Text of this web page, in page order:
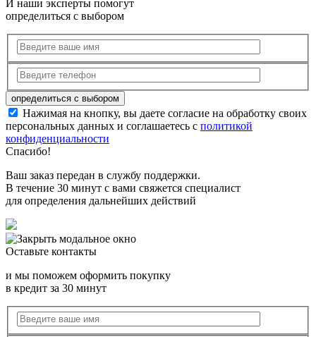
И наши эксперты помогут
определиться с выбором
Нажимая на кнопку, вы даете согласие на обработку своих
персональных данных и соглашаетесь с политикой
конфиденциальности
Спасибо!
Ваш заказ передан в службу поддержки.
В течение 30 минут с вами свяжется специалист
для определения дальнейших действий
Оставьте контакты
и мы поможем оформить покупку
в кредит за 30 минут